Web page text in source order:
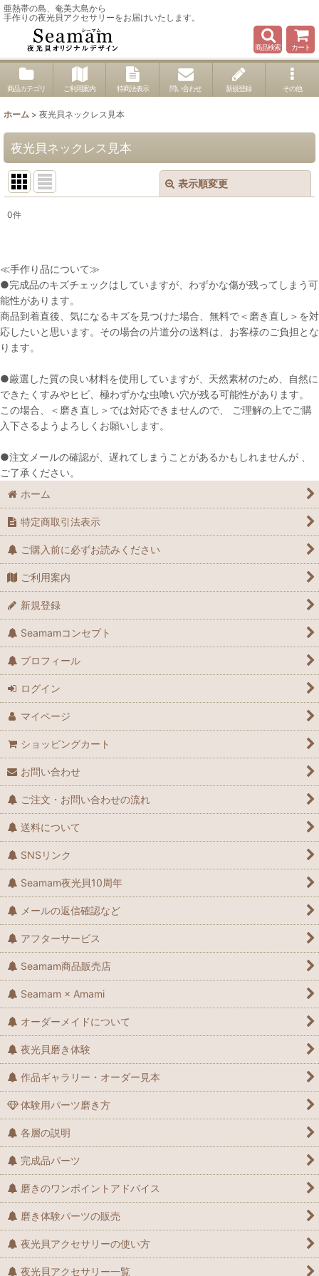
亜熱帯の島、奄美大島から
手作りの夜光貝アクセサリーをお届けいたします。
商品検索 カート
商品カテゴリ ご利用案内 特商法表示 問い合わせ 新規登録 その他
ホーム > 夜光貝ネックレス見本
夜光貝ネックレス見本
表示順変更
並び順
0件
≪手作り品について≫
●完成品のキズチェックはしていますが、わずかな傷が残ってしまう可
能性があります。
商品到着直後、気になるキズを見つけた場合、無料で＜磨き直し＞を対
応したいと思います。その場合の片道分の送料は、お客様のご負担とな
ります。
●厳選した質の良い材料を使用していますが、天然素材のため、自然に
できたくすみやヒビ、極わずかな虫喰い穴が残る可能性があります。
この場合、＜磨き直し＞では対応できませんので、 ご理解の上でご購
入下さるようよろしくお願いします。
●注文メールの確認が、遅れてしまうことがあるかもしれませんが 、
ご了承ください。
ホーム
特定商取引法表示
ご購入前に必ずお読みください
ご利用案内
新規登録
Seamamコンセプト
プロフィール
ログイン
マイページ
ショッピングカート
お問い合わせ
ご注文・お問い合わせの流れ
送料について
SNSリンク
Seamam夜光貝10周年
メールの返信確認など
アフターサービス
Seamam商品販売店
Seamam × Amami
オーダーメイドについて
夜光貝磨き体験
作品ギャラリー・オーダー見本
体験用パーツ磨き方
各層の説明
完成品パーツ
磨きのワンポイントアドバイス
磨き体験パーツの販売
夜光貝アクセサリーの使い方
夜光貝アクセサリー一覧